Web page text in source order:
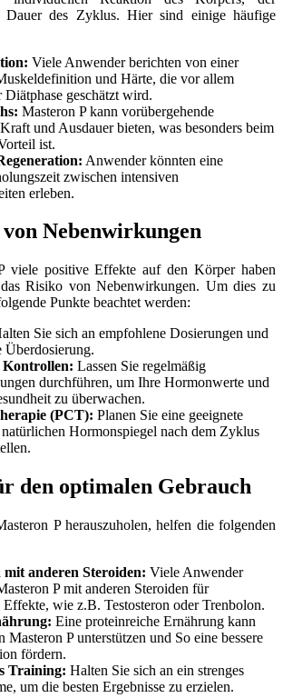
Dauer des Zyklus. Hier sind einige häufige
Viele Anwender berichten von einer
und Härte, die vor allem
Diätphase geschätzt wird.
Masteron P kann vorübergehende
und Ausdauer bieten, was besonders beim
ist.
Anwender könnten eine
zwischen intensiven
erleben.
Nebenwirkungen
viele positive Effekte auf den Körper haben
Risiko von Nebenwirkungen. Um dies zu
Punkte beachtet werden:
Sie sich an empfohlene Dosierungen und
Überdosierung.
Kontrollen: Lassen Sie regelmäßig
durchführen, um Ihre Hormonwerte und
zu überwachen.
(PCT): Planen Sie eine geeignete
Hormonspiegel nach dem Zyklus
den optimalen Gebrauch
P herauszuholen, helfen die folgenden
anderen Steroiden: Viele Anwender
P mit anderen Steroiden für
Effekte, wie z.B. Testosteron oder Trenbolon.
Eine proteinreiche Ernährung kann
Masteron P unterstützen und So eine bessere
fördern.
Training: Halten Sie sich an ein strenges
um die besten Ergebnisse zu erzielen.